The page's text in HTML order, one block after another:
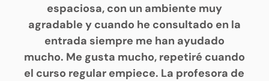
espaciosa, con un ambiente muy
agradable y cuando he consultado en la
entrada siempre me han ayudado
mucho. Me gusta mucho, repetiré cuando
el curso regular empiece. La profesora de